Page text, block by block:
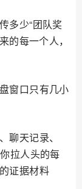
多少“团队奖
的每一个人，
窗口只有几小
聊天记录、
拉人头的每
证据材料